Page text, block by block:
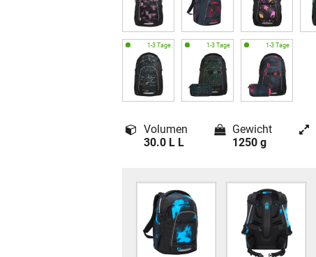
Volumen
30.0 L L
Gewicht
1250 g